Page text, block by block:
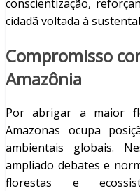
conscientização,
cidadã voltada à
Compromisso
Amazônia
Por abrigar a maior
Amazonas ocupa
ambientais globais.
ampliado debates e
florestas e